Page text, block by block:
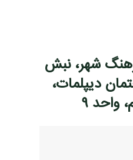
شهر، نبش
ساختمان دیپلمات،
واحد ۹